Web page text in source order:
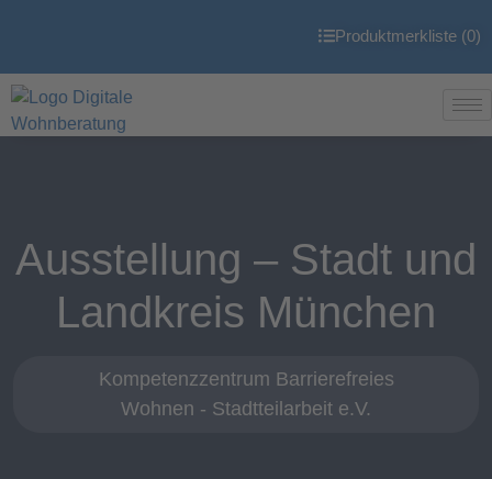
Produktmerkliste (0)
Ausstellung – Stadt und
Landkreis München
Kompetenzzentrum Barrierefreies
Wohnen - Stadtteilarbeit e.V.